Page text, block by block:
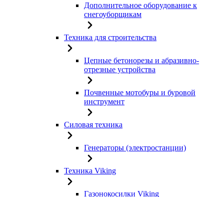
Дополнительное оборудование к
снегоуборщикам
Техника для строительства
Цепные бетонорезы и абразивно-
отрезные устройства
Почвенные мотобуры и буровой
инструмент
Силовая техника
Генераторы (электростанции)
Техника Viking
Газонокосилки Viking